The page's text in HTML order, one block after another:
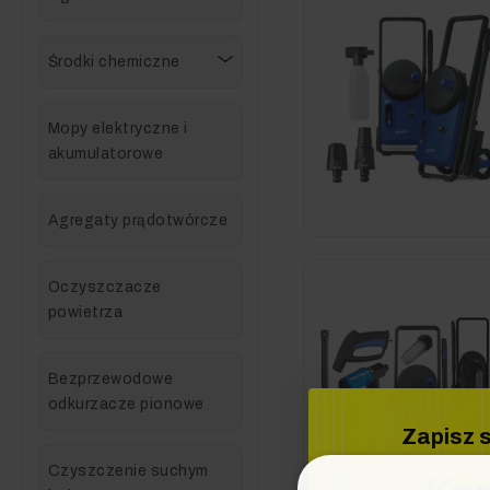
Środki chemiczne
Mopy elektryczne i
akumulatorowe
Agregaty prądotwórcze
Oczyszczacze
powietrza
Bezprzewodowe
odkurzacze pionowe
Czyszczenie suchym
Zapisz